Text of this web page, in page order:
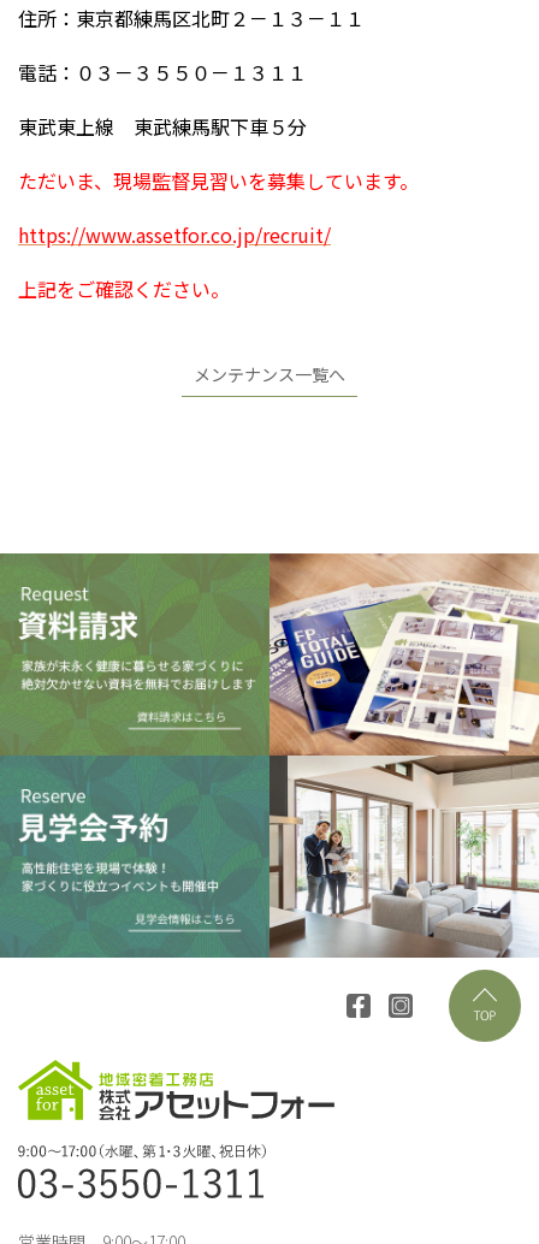
住所：東京都練馬区北町２－１３－１１
電話：０３－３５５０－１３１１
東武東上線 東武練馬駅下車５分
ただいま、現場監督見習いを募集しています。
https://www.assetfor.co.jp/recruit/
上記をご確認ください。
メンテナンス一覧へ